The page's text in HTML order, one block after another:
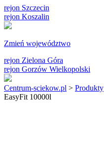
rejon Szczecin
rejon Koszalin
Zmień województwo
rejon Zielona Góra
rejon Gorzów Wielkopolski
Centrum-sciekow.pl > Produkty
EasyFit 10000l